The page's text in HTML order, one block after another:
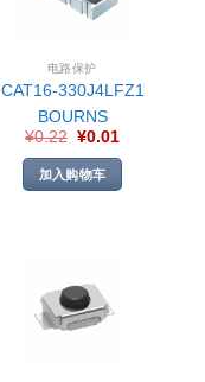
电路保护
CAT16-330J4LFZ1
BOURNS
¥0.22 ¥0.01
加入购物车